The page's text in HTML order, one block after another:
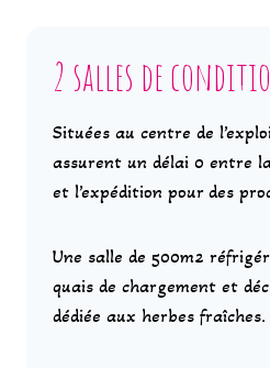
2 salles de
Situées au centre de
assurent un délai 0 entre la
et l’expédition pour des
Une salle de 500m2
quais de chargement et
dédiée aux herbes fraîches.